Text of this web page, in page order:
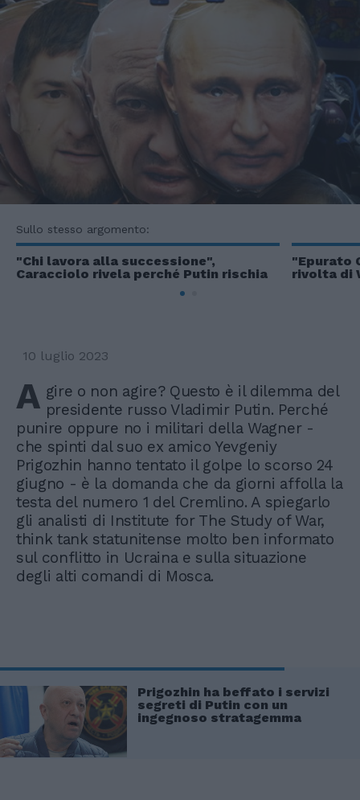
Sullo stesso argomento:
"Chi lavora alla successione",
Caracciolo rivela perché Putin rischia
"Epurato
rivolta di
10 luglio 2023
A gire o non agire? Questo è il dilemma del
presidente russo Vladimir Putin. Perché
punire oppure no i militari della Wagner -
che spinti dal suo ex amico Yevgeniy
Prigozhin hanno tentato il golpe lo scorso 24
giugno - è la domanda che da giorni affolla la
testa del numero 1 del Cremlino. A spiegarlo
gli analisti di Institute for The Study of War,
think tank statunitense molto ben informato
sul conflitto in Ucraina e sulla situazione
degli alti comandi di Mosca.
Prigozhin ha beffato i servizi
segreti di Putin con un
ingegnoso stratagemma